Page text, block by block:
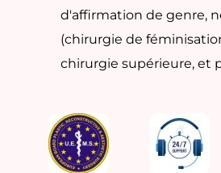
d'affirmation de genre,
(chirurgie de
chirurgie supérieure, et